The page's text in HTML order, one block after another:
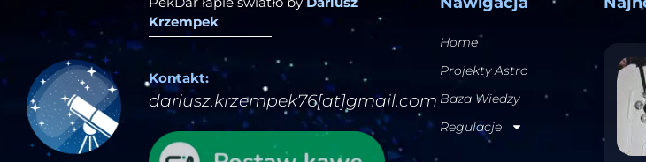
Krzempek
Kontakt:
dariusz.krzempek76[at]gmail.com
Home
Projekty Astro
Baza Wiedzy
Regulacje